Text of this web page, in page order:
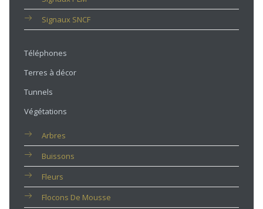
Signaux SNCF
Téléphones
Terres à décor
Tunnels
Végétations
Arbres
Buissons
Fleurs
Flocons De Mousse